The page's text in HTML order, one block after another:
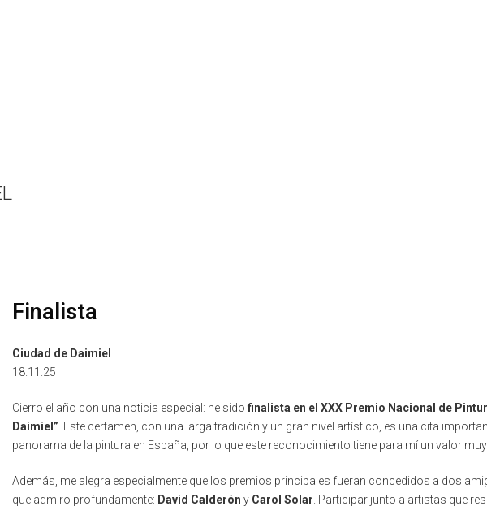
Finalista
Ciudad de Daimiel
18.11.25
Cierro el año con una noticia especial: he sido finalista en el XXX Premio Nacional de
Daimiel” . Este certamen, con una larga tradición y un gran nivel artístico, es una cita
panorama de la pintura en España, por lo que este reconocimiento tiene para mí un valor muy
Además, me alegra especialmente que los premios principales fueran concedidos a dos
que admiro profundamente: David Calderón y Carol Solar . Participar junto a artistas que